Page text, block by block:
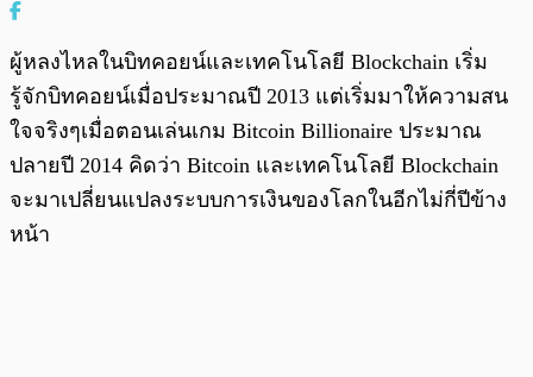
ผู้หลงไหลในบิทคอยน์และเทคโนโลยี Blockchain เริ่ม
รู้จักบิทคอยน์เมื่อประมาณปี 2013 แต่เริ่มมาให้ความสน
ใจจริงๆเมื่อตอนเล่นเกม Bitcoin Billionaire ประมาณ
ปลายปี 2014 คิดว่า Bitcoin และเทคโนโลยี Blockchain
จะมาเปลี่ยนแปลงระบบการเงินของโลกในอีกไม่กี่ปีข้าง
หน้า